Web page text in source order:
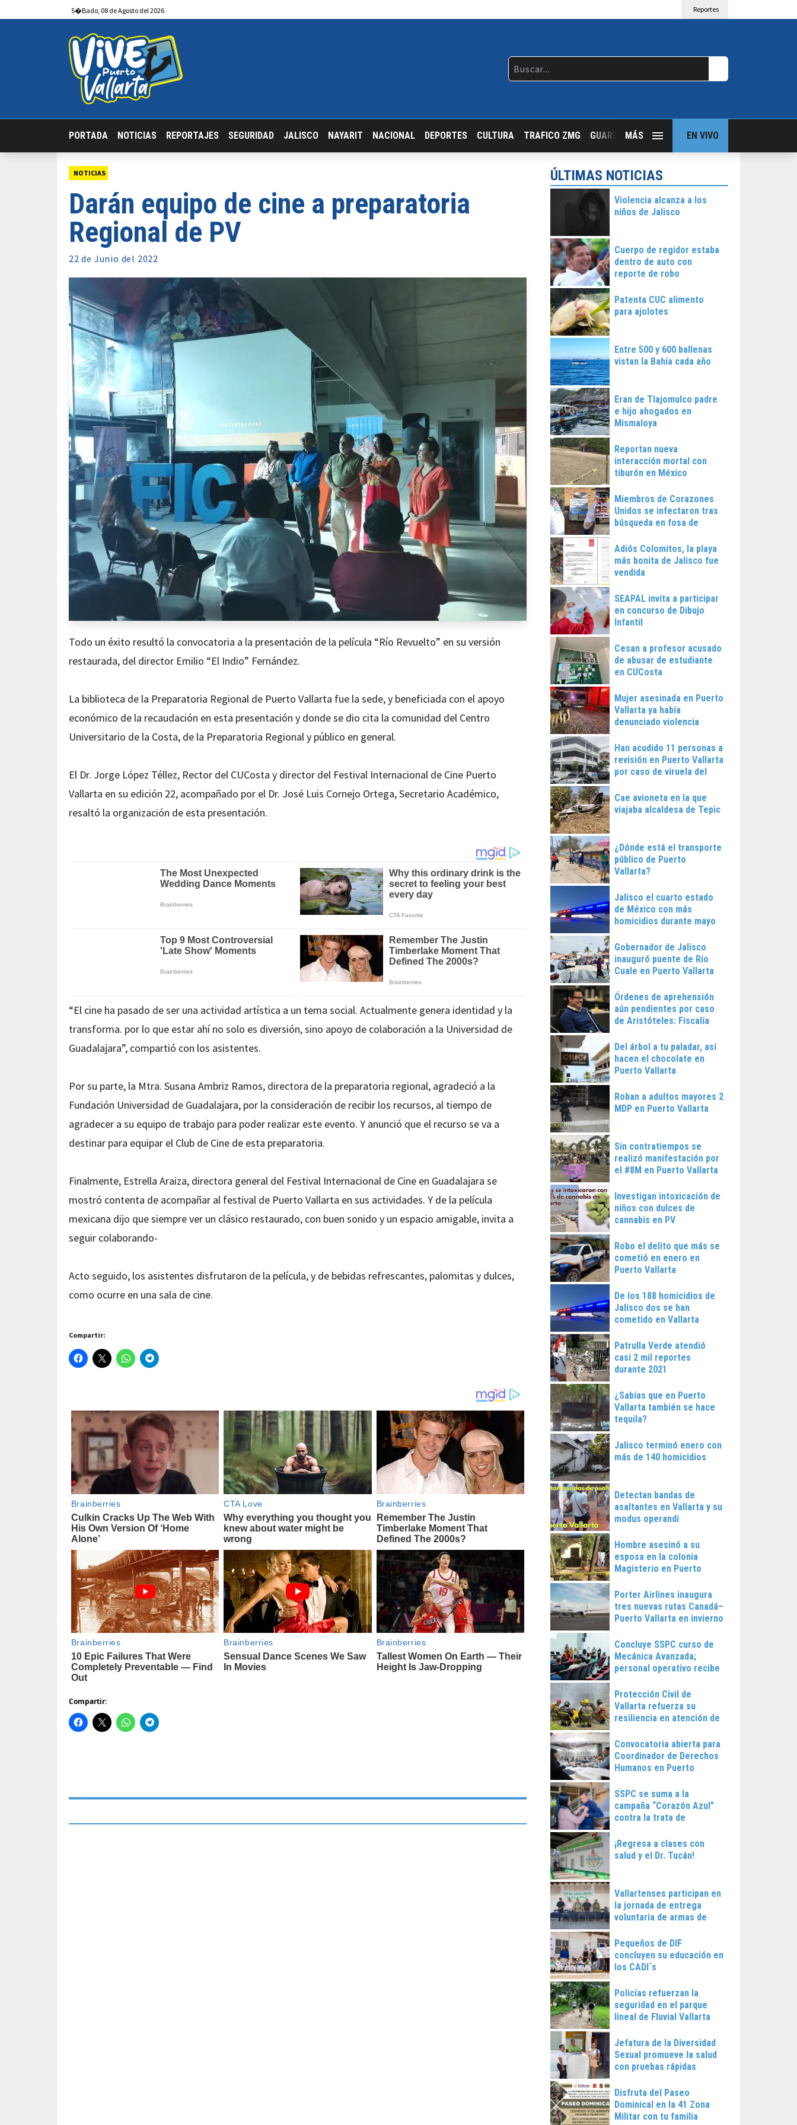
S�bado, 08 deAgosto del 2026 Reportes
PORTADA NOTICIAS REPORTAJES SEGURIDAD JALISCO NAYARIT NACIONAL DEPORTES CULTURA TRAFICO ZMG GUARDIA NOCTURNA GUADALAJARA FOLLOW
MÁS EN VIVO
NOTICIAS
Darán equipo de cine a preparatoria
Regional de PV
22 de Junio del 2022
Todo un éxito resultó la convocatoria a la presentación de la película “Río Revuelto” en su versión
restaurada, del director Emilio “El Indio” Fernández.
La biblioteca de la Preparatoria Regional de Puerto Vallarta fue la sede, y beneficiada con el apoyo
económico de la recaudación en esta presentación y donde se dio cita la comunidad del Centro
Universitario de la Costa, de la Preparatoria Regional y público en general.
El Dr. Jorge López Téllez, Rector del CUCosta y director del Festival Internacional de Cine Puerto
Vallarta en su edición 22, acompañado por el Dr. José Luis Cornejo Ortega, Secretario Académico,
resaltó la organización de esta presentación.
“El cine ha pasado de ser una actividad artística a un tema social. Actualmente genera identidad y la
transforma. por lo que estar ahí no solo es diversión, sino apoyo de colaboración a la Universidad de
Guadalajara”, compartió con los asistentes.
Por su parte, la Mtra. Susana Ambriz Ramos, directora de la preparatoria regional, agradeció a la
Fundación Universidad de Guadalajara, por la consideración de recibir los recursos, al tiempo de
agradecer a su equipo de trabajo para poder realizar este evento. Y anunció que el recurso se va a
destinar para equipar el Club de Cine de esta preparatoria.
Finalmente, Estrella Araiza, directora general del Festival Internacional de Cine en Guadalajara se
mostró contenta de acompañar al festival de Puerto Vallarta en sus actividades. Y de la película
mexicana dijo que siempre ver un clásico restaurado, con buen sonido y un espacio amigable, invita a
seguir colaborando-
Acto seguido, los asistentes disfrutaron de la película, y de bebidas refrescantes, palomitas y dulces,
como ocurre en una sala de cine.
Compartir:
Compartir:
ÚLTIMAS NOTICIAS
Violencia alcanza a los
niños de Jalisco
Cuerpo de regidor estaba
dentro de auto con
reporte de robo
Patenta CUC alimento
para ajolotes
Entre 500 y 600 ballenas
vistan la Bahía cada año
Eran de Tlajomulco padre
e hijo ahogados en
Mismaloya
Reportan nueva
interacción mortal con
tiburón en México
Miembros de Corazones
Unidos se infectaron tras
búsqueda en fosa de
Adiós Colomitos, la playa
más bonita de Jalisco fue
vendida
SEAPAL invita a participar
en concurso de Dibujo
Infantil
Cesan a profesor acusado
de abusar de estudiante
en CUCosta
Mujer asesinada en Puerto
Vallarta ya había
denunciado violencia
Han acudido 11 personas a
revisión en Puerto Vallarta
por caso de viruela del
Cae avioneta en la que
viajaba alcaldesa de Tepic
¿Dónde está el transporte
público de Puerto
Vallarta?
Jalisco el cuarto estado
de México con más
homicidios durante mayo
Gobernador de Jalisco
inauguró puente de Río
Cuale en Puerto Vallarta
Órdenes de aprehensión
aún pendientes por caso
de Aristóteles: Fiscalía
Del árbol a tu paladar, así
hacen el chocolate en
Puerto Vallarta
Roban a adultos mayores 2
MDP en Puerto Vallarta
Sin contratiempos se
realizó manifestación por
el #8M en Puerto Vallarta
Investigan intoxicación de
niños con dulces de
cannabis en PV
Robo el delito que más se
cometió en enero en
Puerto Vallarta
De los 188 homicidios de
Jalisco dos se han
cometido en Vallarta
Patrulla Verde atendió
casi 2 mil reportes
durante 2021
¿Sabías que en Puerto
Vallarta también se hace
tequila?
Jalisco terminó enero con
más de 140 homicidios
Detectan bandas de
asaltantes en Vallarta y su
modus operandi
Hombre asesinó a su
esposa en la colonia
Magisterio en Puerto
Porter Airlines inaugura
tres nuevas rutas Canadá–
Puerto Vallarta en invierno
Concluye SSPC curso de
Mecánica Avanzada;
personal operativo recibe
Protección Civil de
Vallarta refuerza su
resiliencia en atención de
Convocatoria abierta para
Coordinador de Derechos
Humanos en Puerto
SSPC se suma a la
campaña “Corazón Azul”
contra la trata de
¡Regresa a clases con
salud y el Dr. Tucán!
Vallartenses participan en
la jornada de entrega
voluntaria de armas de
Pequeños de DIF
concluyen su educación en
los CADI´s
Policías refuerzan la
seguridad en el parque
lineal de Fluvial Vallarta
Jefatura de la Diversidad
Sexual promueve la salud
con pruebas rápidas
Disfruta del Paseo
Dominical en la 41 Zona
Militar con tu familia